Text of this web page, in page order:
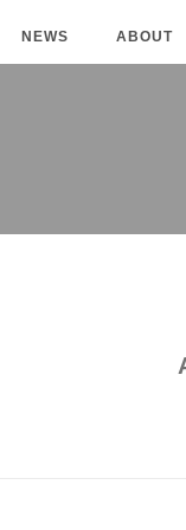
NEWS ABOUT